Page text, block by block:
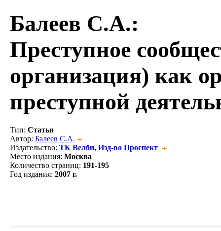
Балеев С.А.:
Преступное
организация) как
преступной
Тип: Статья
Автор: Балеев С.А.
Издательство: ТК Велби, Изд-во Проспект
Место издания: Москва
Количество страниц: 191-195
Год издания: 2007 г.